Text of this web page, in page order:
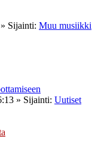
» Sijainti: Muu musiikki
» Sijainti: Uutiset